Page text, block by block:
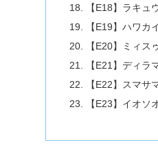
【E18】ラキュ
【E19】ハワカ
【E20】ミィス
【E21】ディラ
【E22】スマサ
【E23】イオソ